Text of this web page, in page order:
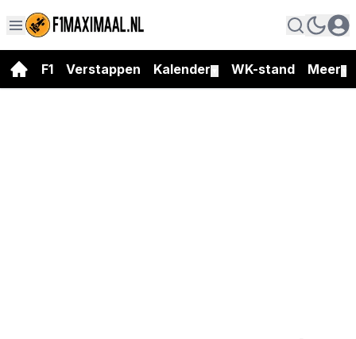
F1 Verstappen Kalender WK-stand Meer